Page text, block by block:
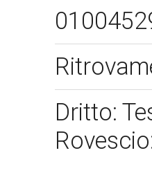
Dritto: